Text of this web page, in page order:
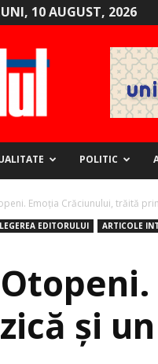
10 AUGUST, 2026
POLITIC
Emoţia Crăciunului, trăită
EDITORULUI ARTICOLE
şi